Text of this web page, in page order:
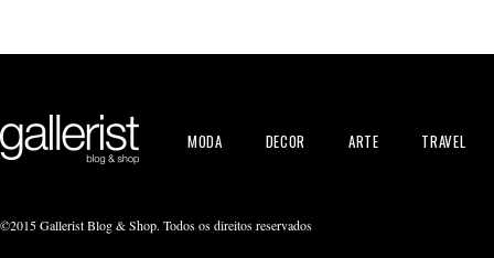
MODA DECOR ARTE TRAVEL
©2015 Gallerist Blog & Shop. Todos os direitos reservados